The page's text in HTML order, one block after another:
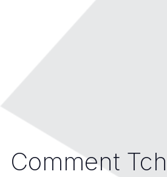
Comment